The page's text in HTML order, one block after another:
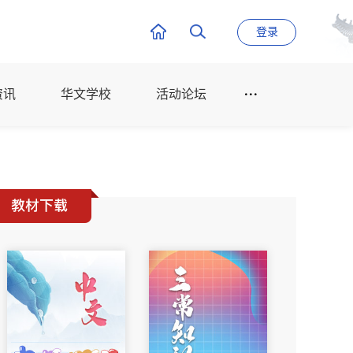
登录
讯 华文学校 活动论坛